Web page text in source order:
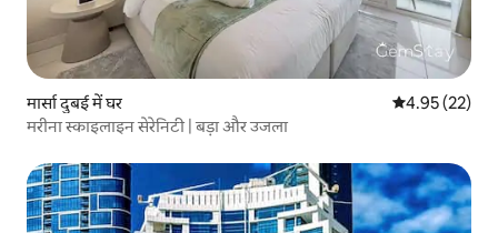
मार्सा दुबई में घर औसत रेटिंग 5 में
4.95 (22)
मरीना स्काइलाइन सेरेनिटी | बड़ा और उजला